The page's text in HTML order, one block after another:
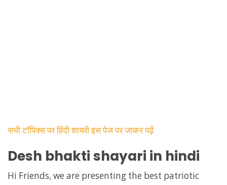
सभी टॉपिक्स पर हिंदी शायरी इस पेज पर जाकर पढ़ें
Desh bhakti shayari in hindi
Hi Friends, we are presenting the best patriotic